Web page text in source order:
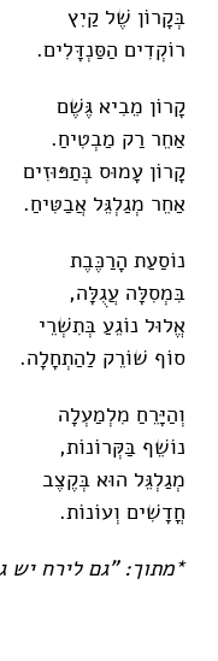
בְּקָרוֹן שֶׁל קַיִץ
רוֹקְדִים הַסַּנְדָּלִים.
קָרוֹן מֵבִיא גֶּשֶׁם
אַחֵר רַק מַבְטִיחַ.
קָרוֹן עָמוּס בְּתַפּוּזִים
אַחֵר מְגַלְגֵּל אֲבַטִּיחַ.
נוֹסַעַת הָרַכֶּבֶת
בִּמְסִלָּה עֲגֻלָּה,
אֱלוּל נוֹגֵעַ בְּתִשְׁרֵי
סוֹף שׁוֹרֵק לַהַתְחָלָה.
וְהַיָּרֵחַ מִלְמַעְלָה
נוֹשֵׁף בַּקְּרוֹנוֹת,
מְגַלְגֵּל הוּא בְּקֶצֶב
חֳדָשִׁים וְעוֹנוֹת.
*מתוך: "גם לירח יש